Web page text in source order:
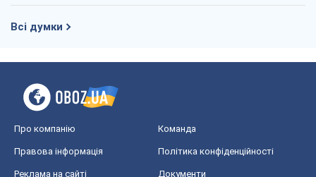
Всі думки
Про компанію Команда
Правова інформація Політика конфіденційності
Реклама на сайті Документи